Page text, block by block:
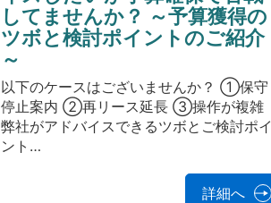
してませんか？ ～予算獲得の
ツボと検討ポイントのご紹介
～
以下のケースはございませんか？ ①保守
停止案内 ②再リース延長 ③操作が複雑
弊社がアドバイスできるツボとご検討ポイ
ント…
詳細へ